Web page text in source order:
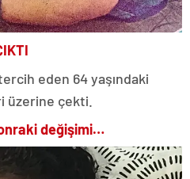
eden 64 yaşındaki
üzerine çekti.
değişimi…